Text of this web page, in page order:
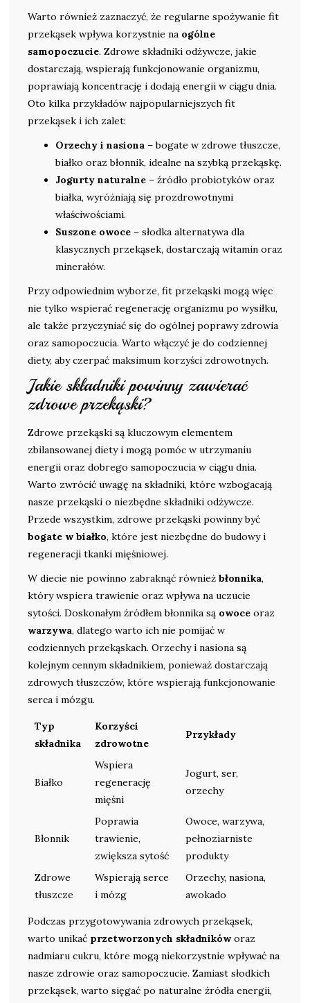
Warto również zaznaczyć, że regularne spożywanie fit
przekąsek wpływa korzystnie na ogólne
samopoczucie. Zdrowe składniki odżywcze, jakie
dostarczają, wspierają funkcjonowanie organizmu,
poprawiają koncentrację i dodają energii w ciągu dnia.
Oto kilka przykładów najpopularniejszych fit
przekąsek i ich zalet:
Orzechy i nasiona – bogate w zdrowe tłuszcze,
białko oraz błonnik, idealne na szybką przekąskę.
Jogurty naturalne – źródło probiotyków oraz
białka, wyróżniają się prozdrowotnymi
właściwościami.
Suszone owoce – słodka alternatywa dla
klasycznych przekąsek, dostarczają witamin oraz
minerałów.
Przy odpowiednim wyborze, fit przekąski mogą więc
nie tylko wspierać regenerację organizmu po wysiłku,
ale także przyczyniać się do ogólnej poprawy zdrowia
oraz samopoczucia. Warto włączyć je do codziennej
diety, aby czerpać maksimum korzyści zdrowotnych.
Jakie składniki powinny zawierać
zdrowe przekąski?
Zdrowe przekąski są kluczowym elementem
zbilansowanej diety i mogą pomóc w utrzymaniu
energii oraz dobrego samopoczucia w ciągu dnia.
Warto zwrócić uwagę na składniki, które wzbogacają
nasze przekąski o niezbędne składniki odżywcze.
Przede wszystkim, zdrowe przekąski powinny być
bogate w białko, które jest niezbędne do budowy i
regeneracji tkanki mięśniowej.
W diecie nie powinno zabraknąć również błonnika,
który wspiera trawienie oraz wpływa na uczucie
sytości. Doskonałym źródłem błonnika są owoce oraz
warzywa, dlatego warto ich nie pomijać w
codziennych przekąskach. Orzechy i nasiona są
kolejnym cennym składnikiem, ponieważ dostarczają
zdrowych tłuszczów, które wspierają funkcjonowanie
serca i mózgu.
Typ
składnika
Korzyści
zdrowotne
Przykłady
Białko
Wspiera
regenerację
mięśni
Jogurt, ser,
orzechy
Błonnik
Poprawia
trawienie,
zwiększa sytość
Owoce, warzywa,
pełnoziarniste
produkty
Zdrowe
tłuszcze
Wspierają serce
i mózg
Orzechy, nasiona,
awokado
Podczas przygotowywania zdrowych przekąsek,
warto unikać przetworzonych składnikóworaz
nadmiaru cukru, które mogą niekorzystnie wpływać na
nasze zdrowie oraz samopoczucie. Zamiast słodkich
przekąsek, warto sięgać po naturalne źródła energii,